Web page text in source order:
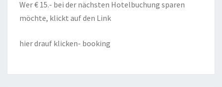
Wer € 15.- bei der nächsten Hotelbuchung sparen
möchte, klickt auf den Link
hier drauf klicken- booking